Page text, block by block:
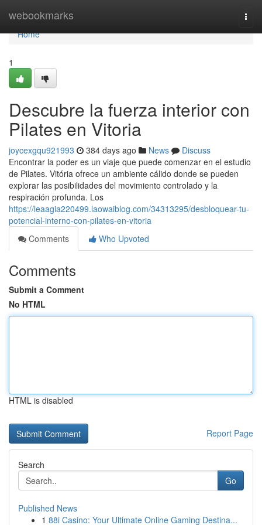
webookmarks
Home
Home
1
Descubre la fuerza interior con
Pilates en Vitoria
joycexgqu921993 384 days ago News
Discuss
Encontrar la poder es un viaje que puede comenzar en el estudio
de Pilates. Vitória ofrece un ambiente cálido donde se pueden
explorar las posibilidades del movimiento controlado y la
respiración profunda. Los
https://leaagia220499.laowaiblog.com/34313295/desbloquear-tu-
potencial-interno-con-pilates-en-vitoria
Comments
Who Upvoted
Comments
Submit a Comment
No HTML
HTML is disabled
Report Page
Search
Go
Published News
1 88i Casino: Your Ultimate Online Gaming Destina...